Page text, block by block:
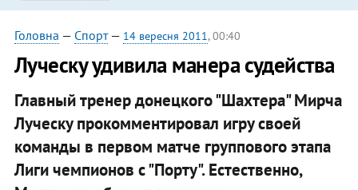
Головна — Спорт— 14 вересня 2011, 00:40
Луческу удивила манера судейства
Главный тренер донецкого "Шахтера" Мирча
Луческу прокомментировал игру своей
команды в первом матче группового этапа
Лиги чемпионов с "Порту". Естественно,